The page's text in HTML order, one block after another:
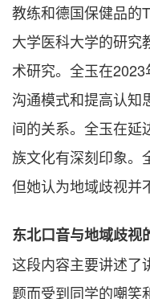
教练和德国保健品的
大学医科大学的研究
术研究。全玉在
沟通模式和提高认知
间的关系。全玉在延
族文化有深刻印象。
但她认为地域歧视并
东北口音与地域歧视
这段内容主要讲述了
题而受到同学的嘲笑